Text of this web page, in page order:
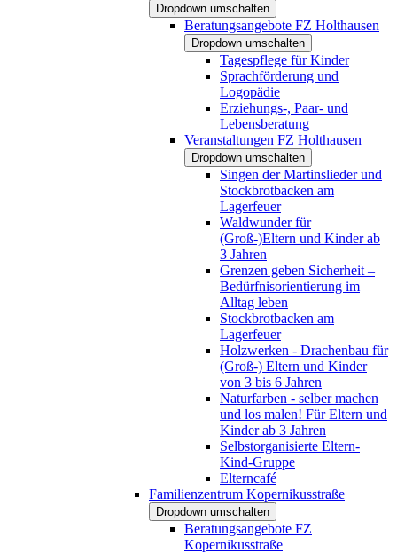
Dropdown umschalten
Beratungsangebote FZ Holthausen
Dropdown umschalten
Tagespflege für Kinder
Sprachförderung und
Logopädie
Erziehungs-, Paar- und
Lebensberatung
Veranstaltungen FZ Holthausen
Dropdown umschalten
Singen der Martinslieder und
Stockbrotbacken am
Lagerfeuer
Waldwunder für
(Groß-)Eltern und Kinder ab
3 Jahren
Grenzen geben Sicherheit –
Bedürfnisorientierung im
Alltag leben
Stockbrotbacken am
Lagerfeuer
Holzwerken - Drachenbau für
(Groß-) Eltern und Kinder
von 3 bis 6 Jahren
Naturfarben - selber machen
und los malen! Für Eltern und
Kinder ab 3 Jahren
Selbstorganisierte Eltern-
Kind-Gruppe
Elterncafé
Familienzentrum Kopernikusstraße
Dropdown umschalten
Beratungsangebote FZ
Kopernikusstraße